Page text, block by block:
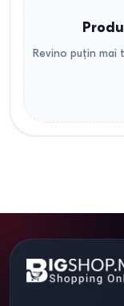
Revino puțin mai